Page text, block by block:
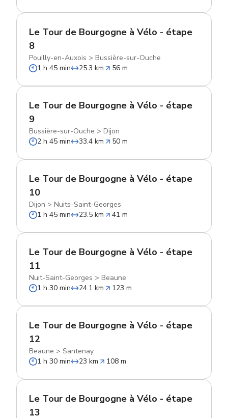
Le Tour de Bourgogne à Vélo - étape
8
Pouilly-en-Auxois > Bussière-sur-Ouche
1 h 45 min
25.3 km 56 m
Le Tour de Bourgogne à Vélo - étape
9
Bussière-sur-Ouche > Dijon
2 h 45 min
33.4 km 50 m
Le Tour de Bourgogne à Vélo - étape
10
Dijon > Nuits-Saint-Georges
1 h 45 min
23.5 km 41 m
Le Tour de Bourgogne à Vélo - étape
11
Nuit-Saint-Georges > Beaune
1 h 30 min
24.1 km 123 m
Le Tour de Bourgogne à Vélo - étape
12
Beaune > Santenay
1 h 30 min
23 km 108 m
Le Tour de Bourgogne à Vélo - étape
13